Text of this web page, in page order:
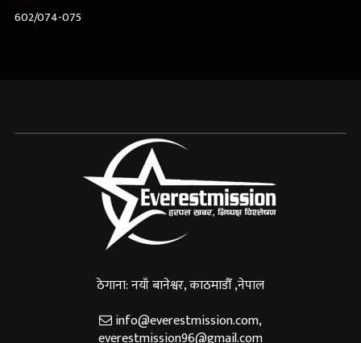
602/074-075
ठेगाना: नयाँ बानेश्वर, काठमाडौँ ,नेपाल
info@everestmission.com,
everestmission96@gmail.com